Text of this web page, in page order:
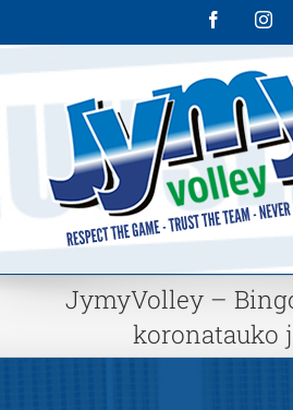
Facebook
JymyVolley –
koronatauko